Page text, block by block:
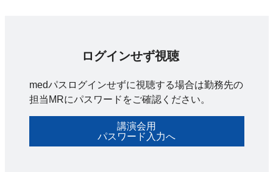
ログインせず視聴
medパスログインせずに視聴する場合は勤務先の
担当MRにパスワードをご確認ください。
講演会用
パスワード入力へ